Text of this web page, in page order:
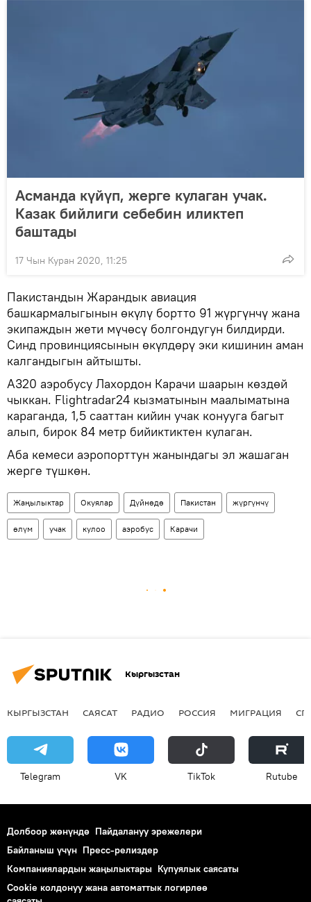
Асманда күйүп, жерге кулаган учак.
Казак бийлиги себебин иликтеп
баштады
17 Чын Куран 2020, 11:25
Пакистандын Жарандык авиация
башкармалыгынын өкүлү бортто 91 жүргүнчү жана
экипаждын жети мүчөсү болгондугун билдирди.
Синд провинциясынын өкүлдөрү эки кишинин аман
калгандыгын айтышты.
А320 аэробусу Лахордон Карачи шаарын көздөй
чыккан. Flightradar24 кызматынын маалыматына
караганда, 1,5 сааттан кийин учак конууга багыт
алып, бирок 84 метр бийиктиктен кулаган.
Аба кемеси аэропорттун жанындагы эл жашаган
жерге түшкөн.
Жаңылыктар Окуялар Дүйнөдө Пакистан жүргүнчү
өлүм учак кулоо аэробус Карачи
Кыргызстан
КЫРГЫЗСТАН САЯСАТ РАДИО РОССИЯ МИГРАЦИЯ
Telegram VK ТikТоk Rutube
Долбоор жөнүндө Пайдалануу эрежелери
Байланыш үчүн Пресс-релиздер
Компаниялардын жаңылыктары Купуялык саясаты
Cookie колдонуу жана автоматтык логирлөө